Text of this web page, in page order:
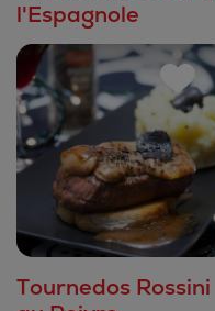
l'Espagnole
Tournedos Rossini